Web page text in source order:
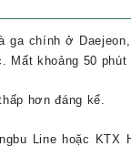
chính ở
khoảng 50
hơn đáng kể.
Line hoặc